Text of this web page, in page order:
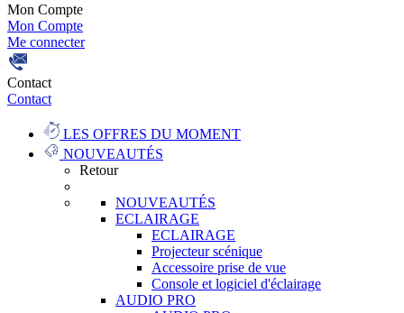
Mon Compte
Mon Compte
Me connecter
Contact
Contact
LES OFFRES DU MOMENT
NOUVEAUTÉS
Retour
NOUVEAUTÉS
ECLAIRAGE
ECLAIRAGE
Projecteur scénique
Accessoire prise de vue
Console et logiciel d'éclairage
AUDIO PRO